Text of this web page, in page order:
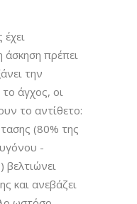
πρέπει
την
άγχος, οι
το αντίθετο:
(80% της
-
και ανεβάζει